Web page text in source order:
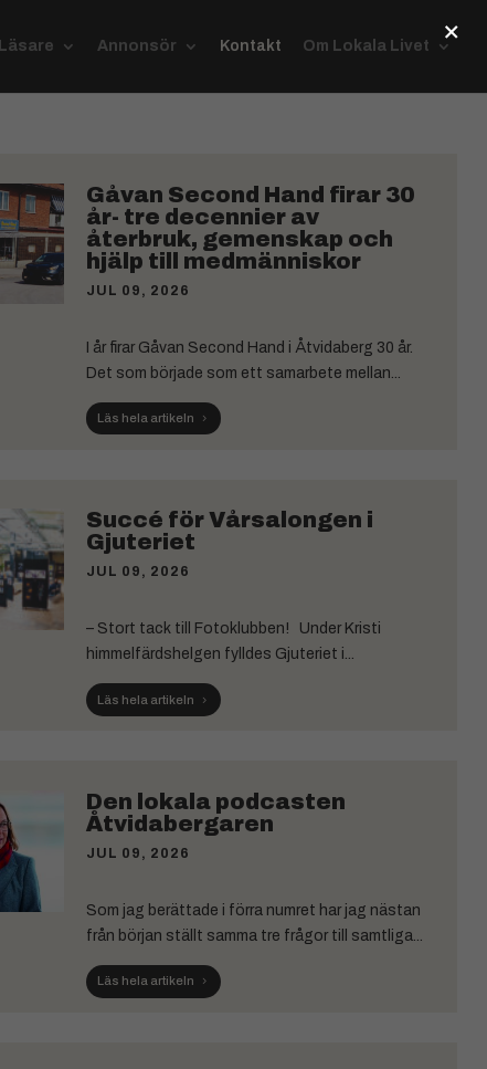
Läsare Annonsör Kontakt Om Lokala Livet
Gåvan Second Hand firar 30
år- tre decennier av
återbruk, gemenskap och
hjälp till medmänniskor
JUL 09, 2026
I år firar Gåvan Second Hand i Åtvidaberg 30 år.
Det som började som ett samarbete mellan...
Läs hela artikeln
Succé för Vårsalongen i
Gjuteriet
JUL 09, 2026
– Stort tack till Fotoklubben! Under Kristi
himmelfärdshelgen fylldes Gjuteriet i...
Läs hela artikeln
Den lokala podcasten
Åtvidabergaren
JUL 09, 2026
Som jag berättade i förra numret har jag nästan
från början ställt samma tre frågor till samtliga...
Läs hela artikeln
×